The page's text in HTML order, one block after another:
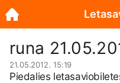
runa
21.05.2012. 15:19
Piedalies